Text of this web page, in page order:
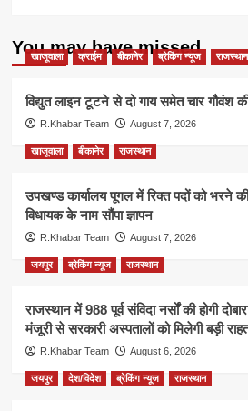
You may have missed
खाजूवाला क्राईम बीकानेर ब्रेकिंग न्यूज राजस्थान
विद्युत लाइन टूटने से दो गाय समेत चार गौवंश की
R.Khabar Team August 7, 2026
खाजूवाला बीकानेर राजस्थान
उपखण्ड कार्यालय पूगल में रिक्त पदों को भरने
विधायक के नाम सौंपा ज्ञापन
R.Khabar Team August 7, 2026
जयपुर ब्रेकिंग न्यूज राजस्थान
राजस्थान में 988 पूर्व संविदा नर्सों की होगी
मंजूरी से सरकारी अस्पतालों को मिलेगी बड़ी
R.Khabar Team August 6, 2026
जयपुर देश/विदेश ब्रेकिंग न्यूज राजस्थान